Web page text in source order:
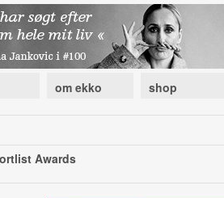
om ekko shop
Awards